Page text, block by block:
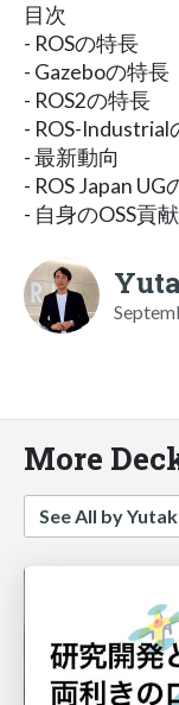
目次
- ROSの特長
- Gazeboの特長
- ROS2の特長
- ROS-Industrial
- 最新動向
- ROS Japan
- 自身のOSS貢
More
See All by